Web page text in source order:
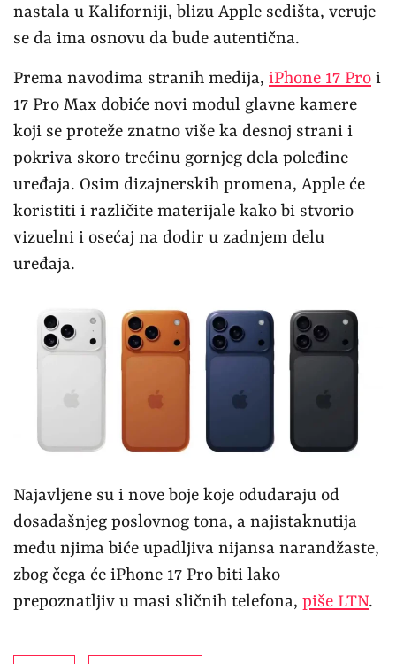
nastala u Kaliforniji, blizu Apple sedišta, veruje
se da ima osnovu da bude autentična.
Prema navodima stranih medija, iPhone 17 Pro i
17 Pro Max dobiće novi modul glavne kamere
koji se proteže znatno više ka desnoj strani i
pokriva skoro trećinu gornjeg dela poleđine
uređaja. Osim dizajnerskih promena, Apple će
koristiti i različite materijale kako bi stvorio
vizuelni i osećaj na dodir u zadnjem delu
uređaja.
Najavljene su i nove boje koje odudaraju od
dosadašnjeg poslovnog tona, a najistaknutija
među njima biće upadljiva nijansa narandžaste,
zbog čega će iPhone 17 Pro biti lako
prepoznatljiv u masi sličnih telefona, piše LTN.